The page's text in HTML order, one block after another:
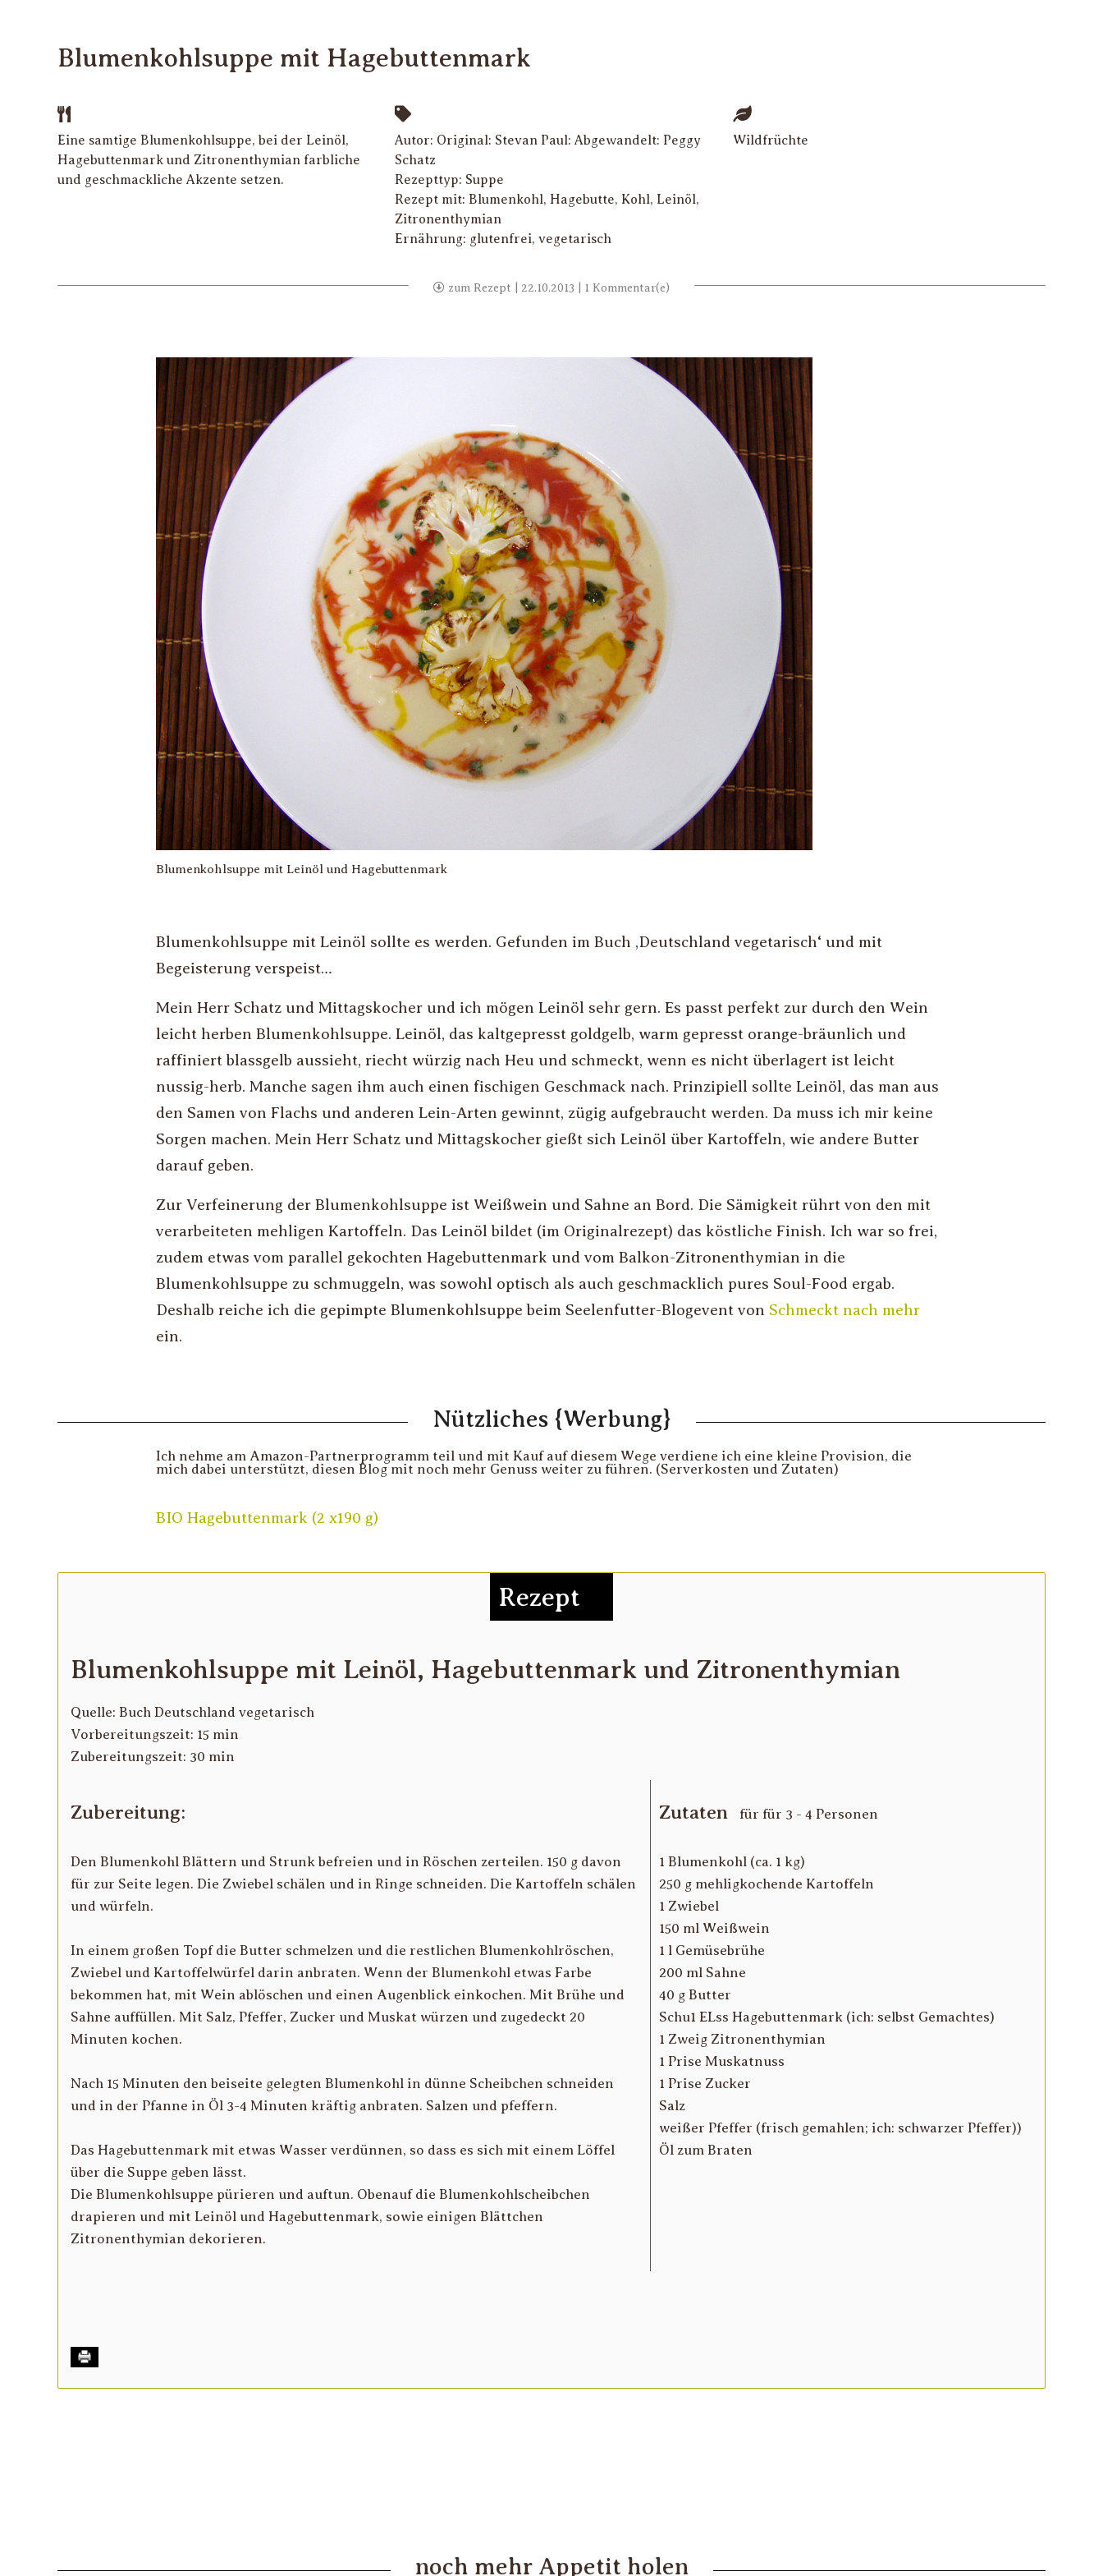
Blumenkohlsuppe mit Hagebuttenmark
Eine samtige Blumenkohlsuppe, bei der Leinöl,
Hagebuttenmark und Zitronenthymian farbliche
und geschmackliche Akzente setzen.
Autor: Original: Stevan Paul: Abgewandelt: Peggy
Schatz
Rezepttyp: Suppe
Rezept mit: Blumenkohl, Hagebutte, Kohl, Leinöl,
Zitronenthymian
Ernährung: glutenfrei,vegetarisch
Wildfrüchte
zum Rezept | 22.10.2013 | 1 Kommentar(e)
Blumenkohlsuppe mit Leinöl und Hagebuttenmark
Blumenkohlsuppe mit Leinöl sollte es werden. Gefunden im Buch ‚Deutschland vegetarisch‘ und mit
Begeisterung verspeist…
Mein Herr Schatz und Mittagskocher und ich mögen Leinöl sehr gern. Es passt perfekt zur durch den Wein
leicht herben Blumenkohlsuppe. Leinöl, das kaltgepresst goldgelb, warm gepresst orange-bräunlich und
raffiniert blassgelb aussieht, riecht würzig nach Heu und schmeckt, wenn es nicht überlagert ist leicht
nussig-herb. Manche sagen ihm auch einen fischigen Geschmack nach. Prinzipiell sollte Leinöl, das man aus
den Samen von Flachs und anderen Lein-Arten gewinnt, zügig aufgebraucht werden. Da muss ich mir keine
Sorgen machen. Mein Herr Schatz und Mittagskocher gießt sich Leinöl über Kartoffeln, wie andere Butter
darauf geben.
Zur Verfeinerung der Blumenkohlsuppe ist Weißwein und Sahne an Bord. Die Sämigkeit rührt von den mit
verarbeiteten mehligen Kartoffeln. Das Leinöl bildet (im Originalrezept) das köstliche Finish. Ich war so frei,
zudem etwas vom parallel gekochten Hagebuttenmark und vom Balkon-Zitronenthymian in die
Blumenkohlsuppe zu schmuggeln, was sowohl optisch als auch geschmacklich pures Soul-Food ergab.
Deshalb reiche ich die gepimpte Blumenkohlsuppe beim Seelenfutter-Blogevent von Schmeckt nach mehr
ein.
Nützliches {Werbung}
Ich nehme am Amazon-Partnerprogramm teil und mit Kauf auf diesem Wege verdiene ich eine kleine Provision, die
mich dabei unterstützt, diesen Blog mit noch mehr Genuss weiter zu führen. (Serverkosten und Zutaten)
BIO Hagebuttenmark (2 x190 g)
Rezept
Blumenkohlsuppe mit Leinöl, Hagebuttenmark und Zitronenthymian
Quelle: Buch Deutschland vegetarisch
Vorbereitungszeit: 15 min
Zubereitungszeit: 30 min
Zutaten für für 3 - 4 Personen
1 Blumenkohl (ca. 1 kg)
250 g mehligkochende Kartoffeln
1 Zwiebel
150 ml Weißwein
1 l Gemüsebrühe
200 ml Sahne
40 g Butter
Schu1 ELss Hagebuttenmark (ich: selbst Gemachtes)
1 Zweig Zitronenthymian
1 Prise Muskatnuss
1 Prise Zucker
Salz
weißer Pfeffer (frisch gemahlen; ich: schwarzer Pfeffer))
Öl zum Braten
Zubereitung:
Den Blumenkohl Blättern und Strunk befreien und in Röschen zerteilen. 150 g davon
für zur Seite legen. Die Zwiebel schälen und in Ringe schneiden. Die Kartoffeln schälen
und würfeln.
In einem großen Topf die Butter schmelzen und die restlichen Blumenkohlröschen,
Zwiebel und Kartoffelwürfel darin anbraten. Wenn der Blumenkohl etwas Farbe
bekommen hat, mit Wein ablöschen und einen Augenblick einkochen. Mit Brühe und
Sahne auffüllen. Mit Salz, Pfeffer, Zucker und Muskat würzen und zugedeckt 20
Minuten kochen.
Nach 15 Minuten den beiseite gelegten Blumenkohl in dünne Scheibchen schneiden
und in der Pfanne in Öl 3-4 Minuten kräftig anbraten. Salzen und pfeffern.
Das Hagebuttenmark mit etwas Wasser verdünnen, so dass es sich mit einem Löffel
über die Suppe geben lässt.
Die Blumenkohlsuppe pürieren und auftun. Obenauf die Blumenkohlscheibchen
drapieren und mit Leinöl und Hagebuttenmark, sowie einigen Blättchen
Zitronenthymian dekorieren.
noch mehr Appetit holen